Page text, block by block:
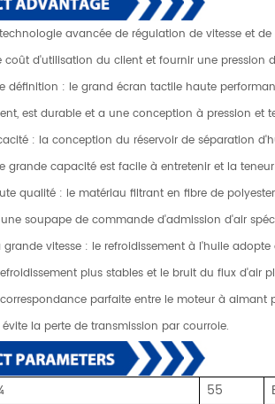
avancée de régulation de vitesse et
coût d'utilisation du client et fournir une pression
définition : le grand écran tactile haute
est durable et a une conception à pression et
: la conception du réservoir de séparation
capacité est facile à entretenir et la
qualité : le matériau filtrant en fibre de
soupape de commande d'admission d'air
grande vitesse : le refroidissement à l'huile
plus stables et le bruit du flux d'air
parfaite entre le moteur à
la perte de transmission par courroie.
55